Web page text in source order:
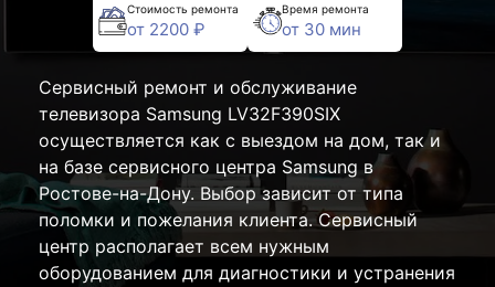
Стоимость ремонта
от 2200 ₽
Время ремонта
от 30 мин
Сервисный ремонт и обслуживание
телевизора Samsung LV32F390SIX
осуществляется как с выездом на дом, так и
на базе сервисного центра Samsung в
Ростове-на-Дону. Выбор зависит от типа
поломки и пожелания клиента. Сервисный
центр располагает всем нужным
оборудованием для диагностики и устранения